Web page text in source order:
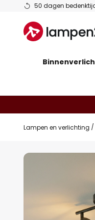
50 dagen
Ga
de
inhoud
Lampen en verlichting
Ga